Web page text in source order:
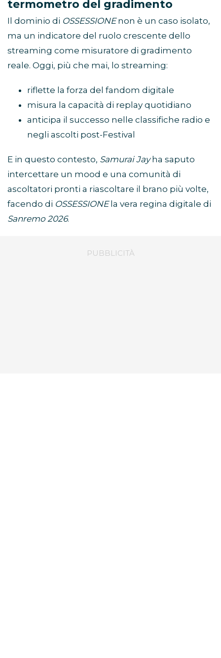
termometro del gradimento
Il dominio di OSSESSIONEnon è un caso isolato,
ma un indicatore del ruolo crescente dello
streaming come misuratore di gradimento
reale. Oggi, più che mai, lo streaming:
riflette la forza del fandom digitale
misura la capacità di replay quotidiano
anticipa il successo nelle classifiche radio e
negli ascolti post-Festival
E in questo contesto, Samurai Jayha saputo
intercettare un mood e una comunità di
ascoltatori pronti a riascoltare il brano più volte,
facendo di OSSESSIONEla vera regina digitale di
Sanremo 2026.